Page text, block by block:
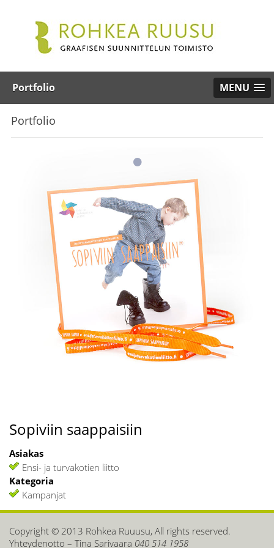
Portfolio MENU
Portfolio
•
Sopiviin saappaisiin
Asiakas
Ensi- ja turvakotien liitto
Kategoria
Kampanjat
Copyright © 2013 Rohkea Ruuusu, All rights reserved.
Yhteydenotto – Tina Sarivaara 040 514 1958